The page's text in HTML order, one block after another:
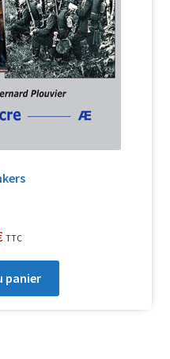
TTC
panier